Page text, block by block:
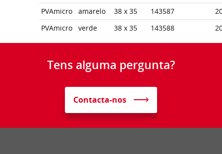
PVAmicro
amarelo 38 x 35 143587
PVAmicro
verde 38 x 35 143588
Tens alguma pergunta?
Contacta-nos